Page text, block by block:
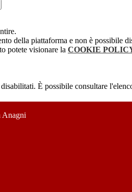
della piattaforma e non è possibile
potete visionare la COOKIE
È possibile consultare
Anagni